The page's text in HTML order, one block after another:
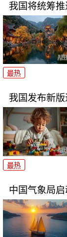
我国将统筹
最热
我国发布新
最热
中国气象局